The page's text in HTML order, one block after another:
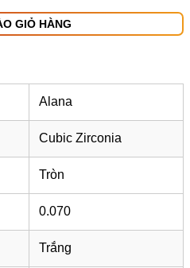
GIỎ HÀNG
Alana
Cubic Zirconia
Tròn
0.070
Trắng